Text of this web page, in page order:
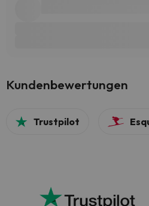
Kundenbewertungen
Trustpilot